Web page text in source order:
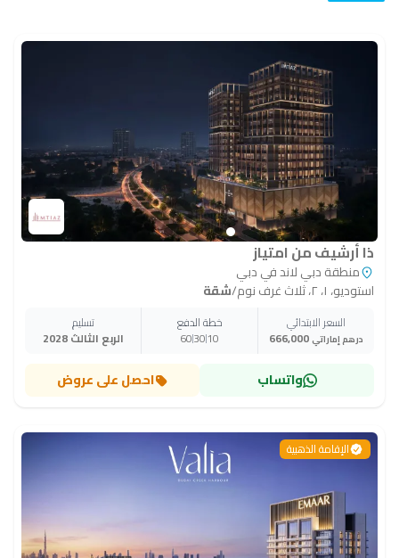
ذا أرشيف من امتياز
منطقة دبي لاند في دبي
استوديو، ١، ٢، ثلاث غرف نوم
/شقة
السعر الابتدائي
666,000درهم إماراتي
خطة الدفع
10
30
60
تسليم
الربع الثالث 2028
واتساب احصل على عروض
الإقامة الذهبية